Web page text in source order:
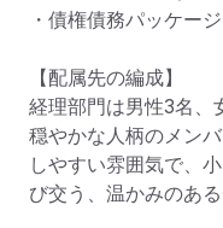
・債権債務パッケー
【配属先の編成】
経理部門は男性3名、
穏やかな人柄のメン
しやすい雰囲気で、
び交う、温かみのある